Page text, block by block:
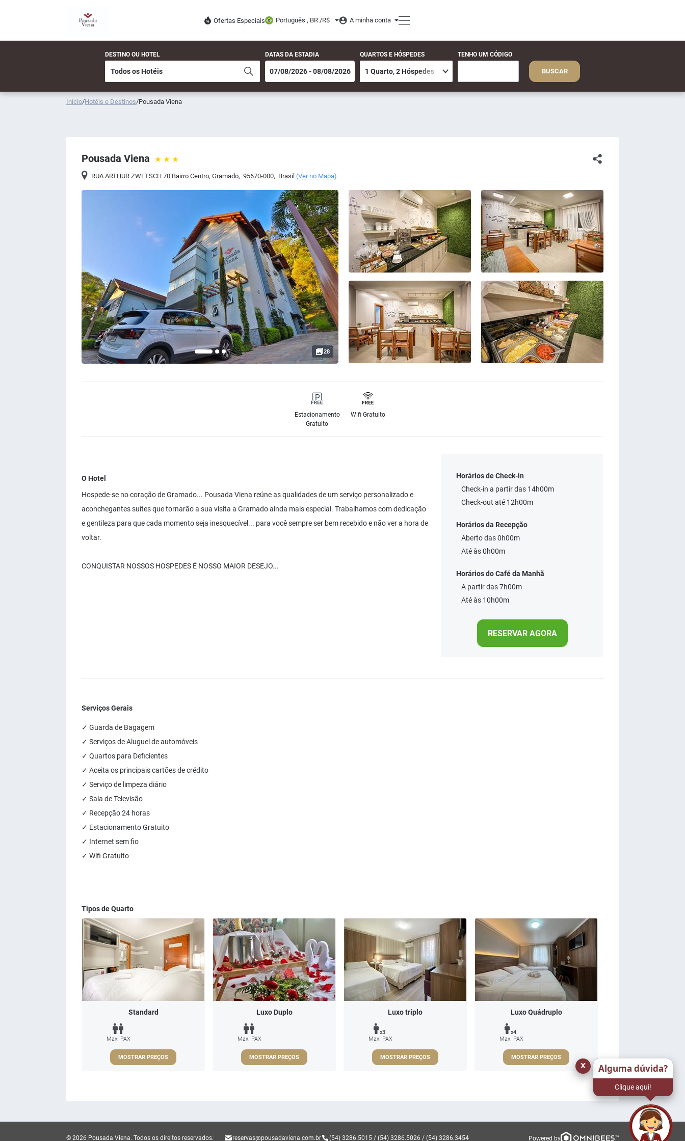
Ofertas Especiais Português , BR /R$ A minha conta
DESTINO OU HOTEL DATAS DA ESTADIA QUARTOS E HÓSPEDES TENHO UM CÓDIGO
BUSCAR
Início/Hotéis e Destinos/Pousada Viena
Pousada Viena
RUA ARTHUR ZWETSCH 70 Bairro Centro,Gramado, 95670-000, Brasil (Ver no Mapa)
28
Estacionamento
Gratuito
Wifi Gratuito
O Hotel
Hospede-se no coração de Gramado... Pousada Viena reúne as qualidades de um serviço personalizado e
aconchegantes suítes que tornarão a sua visita a Gramado ainda mais especial. Trabalhamos com dedicação
e gentileza para que cada momento seja inesquecível... para você sempre ser bem recebido e não ver a hora de
voltar.
CONQUISTAR NOSSOS HOSPEDES É NOSSO MAIOR DESEJO...
Horários de Check-in
Check-in a partir das 14h00m
Check-out até 12h00m
Horários da Recepção
Aberto das 0h00m
Até às 0h00m
Horários do Café da Manhã
A partir das 7h00m
Até às 10h00m
RESERVAR AGORA
Serviços Gerais
✓ Guarda de Bagagem
✓ Serviços de Aluguel de automóveis
✓ Quartos para Deficientes
✓ Aceita os principais cartões de crédito
✓ Serviço de limpeza diário
✓ Sala de Televisão
✓ Recepção 24 horas
✓ Estacionamento Gratuito
✓ Internet sem fio
✓ Wifi Gratuito
Tipos de Quarto
Standard
Max. PAX
MOSTRAR PREÇOS
Luxo Duplo
Max. PAX
MOSTRAR PREÇOS
Luxo triplo
x3
Max. PAX
MOSTRAR PREÇOS
Luxo Quádruplo
x4
Max. PAX
MOSTRAR PREÇOS
reservas@pousadaviena.com.br (54) 3286.5015 / (54) 3286.5026 / (54) 3286.3454
© 2026 Pousada Viena. Todos os direitos reservados. Powered by
Alguma dúvida?
Clique aqui!
x